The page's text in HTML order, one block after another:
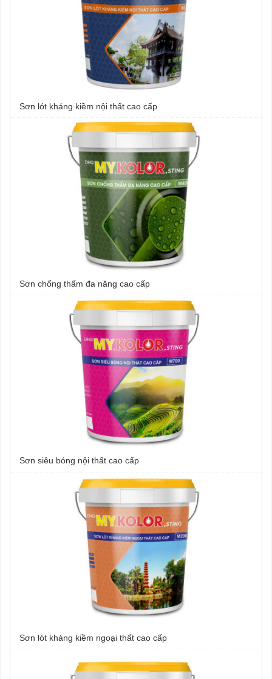
Sơn lót kháng kiềm nội thất cao cấp
Sơn chống thấm đa năng cao cấp
Sơn siêu bóng nội thất cao cấp
Sơn lót kháng kiềm ngoại thất cao cấp